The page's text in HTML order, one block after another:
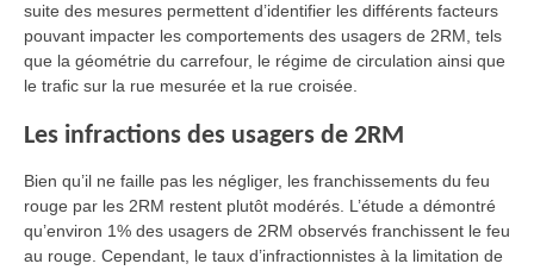
suite des mesures permettent d’identifier les différents facteurs
pouvant impacter les comportements des usagers de 2RM, tels
que la géométrie du carrefour, le régime de circulation ainsi que
le trafic sur la rue mesurée et la rue croisée.
Les infractions des usagers de 2RM
Bien qu’il ne faille pas les négliger, les franchissements du feu
rouge par les 2RM restent plutôt modérés. L’étude a démontré
qu’environ 1% des usagers de 2RM observés franchissent le feu
au rouge. Cependant, le taux d’infractionnistes à la limitation de